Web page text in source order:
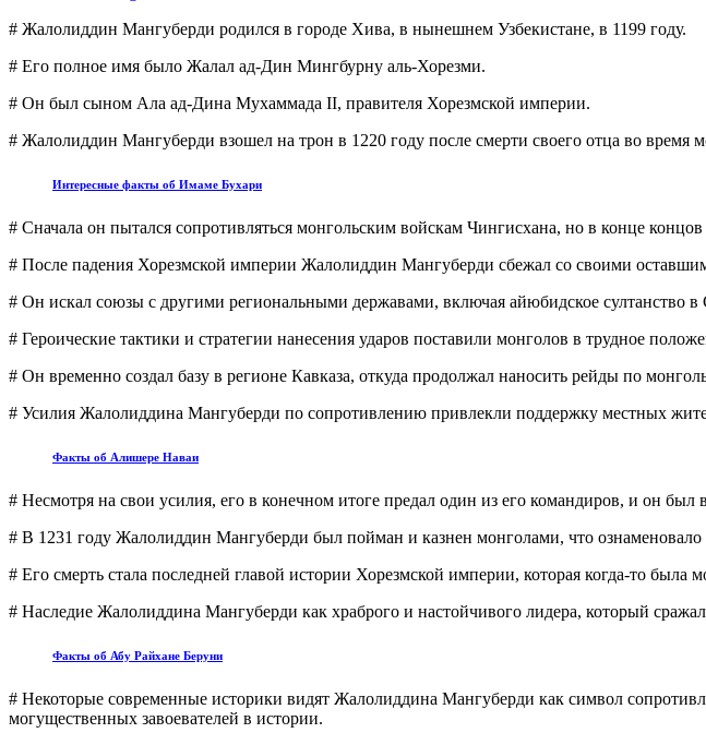
# Жалолиддин Мангуберди родился в городе Хива, в нынешнем Узбекистане, в 1199 году.
# Его полное имя было Жалал ад-Дин Мингбурну аль-Хорезми.
# Он был сыном Ала ад-Дина Мухаммада II, правителя Хорезмской империи.
# Жалолиддин Мангуберди взошел на трон в 1220 году после смерти своего отца во время
Интересные факты об Имаме Бухари
# Сначала он пытался сопротивляться монгольским войскам Чингисхана, но в конце
# После падения Хорезмской империи Жалолиддин Мангуберди сбежал со своими
# Он искал союзы с другими региональными державами, включая айюбидское султанство
# Героические тактики и стратегии нанесения ударов поставили монголов в трудное
# Он временно создал базу в регионе Кавказа, откуда продолжал наносить рейды по
# Усилия Жалолиддина Мангуберди по сопротивлению привлекли поддержку местных
Факты об Алишере Наваи
# Несмотря на свои усилия, его в конечном итоге предал один из его командиров, и он был
# В 1231 году Жалолиддин Мангуберди был пойман и казнен монголами, что
# Его смерть стала последней главой истории Хорезмской империи, которая когда-то
# Наследие Жалолиддина Мангуберди как храброго и настойчивого лидера, который
Факты об Абу Райхане Беруни
# Некоторые современные историки видят Жалолиддина Мангуберди как символ
могущественных завоевателей в истории.